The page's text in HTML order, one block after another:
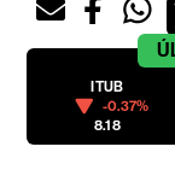
ITUB
-0.37%
8.18